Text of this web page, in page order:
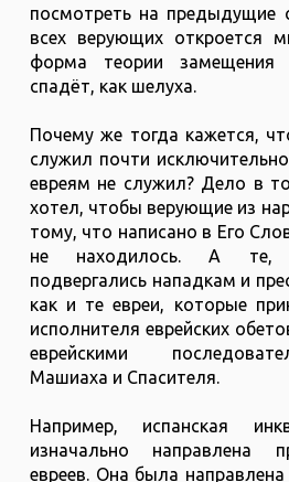
посмотреть на предыдущие
всех верующих откроется
форма теории замещения
спадёт, как шелуха.
Почему же тогда кажется,
служил почти
евреям не служил? Дело в
хотел, чтобы верующие из
тому, что написано в Его
не находилось. А те,
подвергались нападкам и
как и те евреи, которые
исполнителя еврейских
еврейскими
Машиаха и Спасителя.
Например, испанская
изначально направлена
евреев. Она была